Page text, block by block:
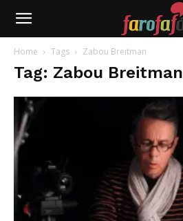
Farofafá
Home Tags Zabou Breitman
Tag: Zabou Breitman